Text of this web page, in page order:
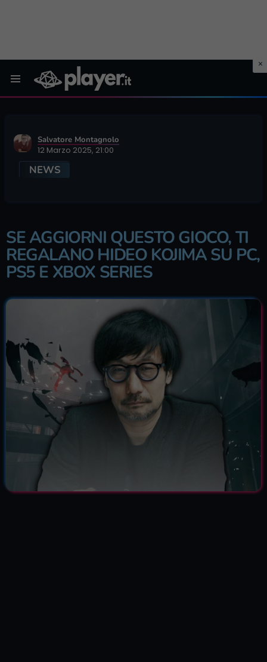
Salvatore Montagnolo
12 Marzo 2025, 21:00
NEWS
SE AGGIORNI QUESTO GIOCO, TI
REGALANO HIDEO KOJIMA SU PC,
PS5 E XBOX SERIES